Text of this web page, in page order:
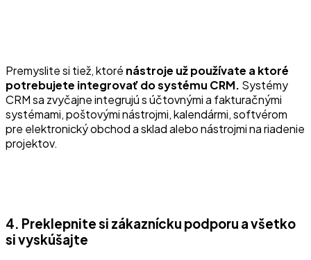
Premyslite si tiež, ktoré nástroje už používate a ktoré
potrebujete integrovať do systému CRM. Systémy
CRM sa zvyčajne integrujú s účtovnými a fakturačnými
systémami, poštovými nástrojmi, kalendármi, softvérom
pre elektronický obchod a sklad alebo nástrojmi na riadenie
projektov.
4. Preklepnite si zákaznícku podporu a všetko
si vyskúšajte